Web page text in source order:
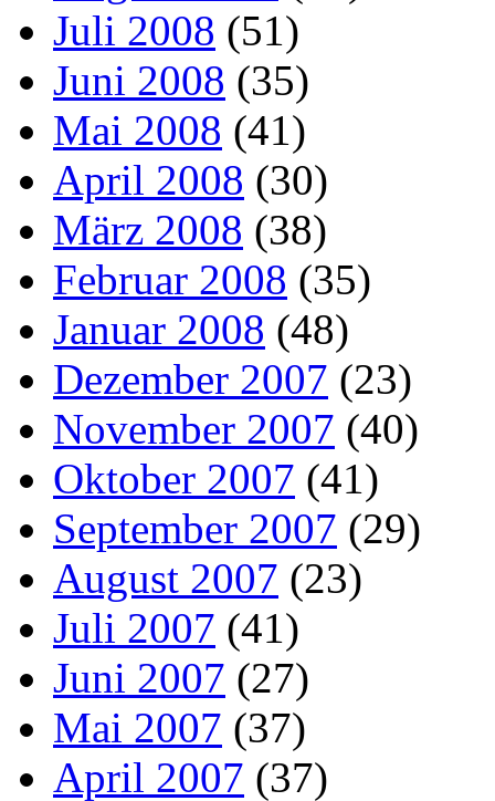
Juli 2008 (51)
Juni 2008 (35)
Mai 2008 (41)
April 2008 (30)
März 2008 (38)
Februar 2008 (35)
Januar 2008 (48)
Dezember 2007 (23)
November 2007 (40)
Oktober 2007 (41)
September 2007 (29)
August 2007 (23)
Juli 2007 (41)
Juni 2007 (27)
Mai 2007 (37)
April 2007 (37)